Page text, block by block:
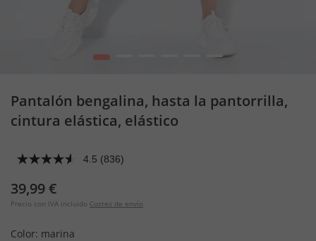
1 6
Pantalón bengalina, hasta la pantorrilla,
cintura elástica, elástico
4.5 (836)
39,99 €
Precio con IVA incluido Costes de envío
Color: marina